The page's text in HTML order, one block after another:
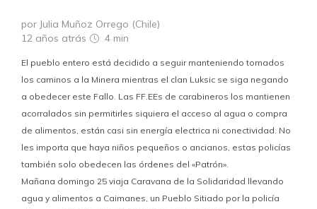
por Julia Muñoz Orrego (Chile)
12 años atrás
4 min
El pueblo entero está decidido a seguir manteniendo tomados
los caminos a la Minera mientras el clan Luksic se siga negando
a obedecer este Fallo. Las FF.EEs de carabineros los mantienen
acorralados sin permitirles siquiera el acceso al agua o compra
de alimentos, están casi sin energía electrica ni conectividad. No
les importa que haya niños pequeños o ancianos, estas policías
también solo obedecen las órdenes del «Patrón».
Mañana domingo 25 viaja Caravana de la Solidaridad llevando
agua y alimentos a Caimanes, un Pueblo Sitiado por la policía